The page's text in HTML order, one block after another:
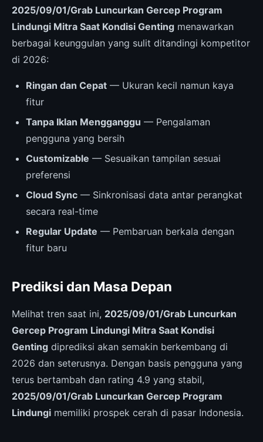
2025/09/01/Grab Luncurkan Gercep Program
Lindungi Mitra Saat Kondisi Genting menawarkan
berbagai keunggulan yang sulit ditandingi kompetitor
di 2026:
Ringan dan Cepat — Ukuran kecil namun kaya
fitur
Tanpa Iklan Mengganggu — Pengalaman
pengguna yang bersih
Customizable — Sesuaikan tampilan sesuai
preferensi
Cloud Sync — Sinkronisasi data antar perangkat
secara real-time
Regular Update — Pembaruan berkala dengan
fitur baru
Prediksi dan Masa Depan
Melihat tren saat ini, 2025/09/01/Grab Luncurkan
Gercep Program Lindungi Mitra Saat Kondisi
Genting diprediksi akan semakin berkembang di
2026 dan seterusnya. Dengan basis pengguna yang
terus bertambah dan rating 4.9 yang stabil,
2025/09/01/Grab Luncurkan Gercep Program
Lindungi memiliki prospek cerah di pasar Indonesia.